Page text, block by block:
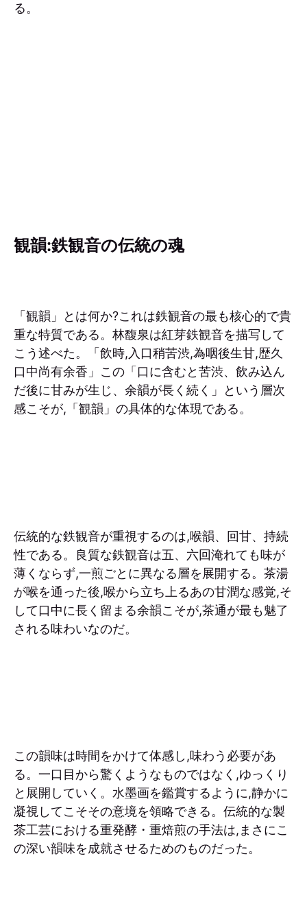
る。
観韻:鉄観音の伝統の魂
「観韻」とは何か?これは鉄観音の最も核心的で貴
重な特質である。林馥泉は紅芽鉄観音を描写して
こう述べた。「飲時,入口稍苦渋,為咽後生甘,歴久
口中尚有余香」この「口に含むと苦渋、飲み込ん
だ後に甘みが生じ、余韻が長く続く」という層次
感こそが,「観韻」の具体的な体現である。
伝統的な鉄観音が重視するのは,喉韻、回甘、持続
性である。良質な鉄観音は五、六回淹れても味が
薄くならず,一煎ごとに異なる層を展開する。茶湯
が喉を通った後,喉から立ち上るあの甘潤な感覚,そ
して口中に長く留まる余韻こそが,茶通が最も魅了
される味わいなのだ。
この韻味は時間をかけて体感し,味わう必要があ
る。一口目から驚くようなものではなく,ゆっくり
と展開していく。水墨画を鑑賞するように,静かに
凝視してこそその意境を領略できる。伝統的な製
茶工芸における重発酵・重焙煎の手法は,まさにこ
の深い韻味を成就させるためのものだった。